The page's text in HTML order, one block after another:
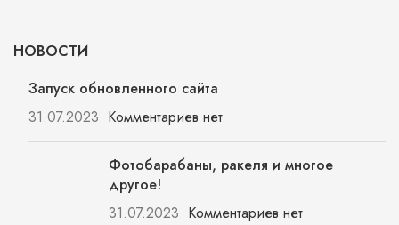
НОВОСТИ
Запуск обновленного сайта
31.07.2023 Комментариев нет
Фотобарабаны, ракеля и многое
другое!
31.07.2023 Комментариев нет